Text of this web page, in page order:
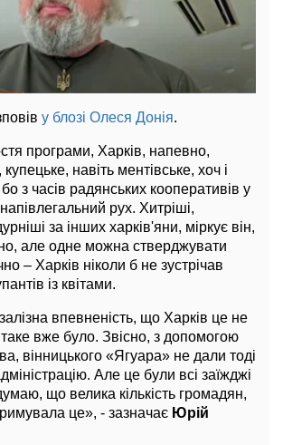
у блозі Олеся Донія.
програми, Харків, напевно,
навіть ментівське, хоч і
з часів радянських кооперативів у
рух. Хитріші,
за інших харків'яни, міркує він,
але одне можна стверджувати
– Харків ніколи б не зустрічав
із квітами.
впевненість, що Харків це не
вже було. Звісно, з допомогою
вінницького «Ягуара» не дали тоді
Але це були всі заїжджі
що велика кількість громадян,
це», - зазначає Юрій